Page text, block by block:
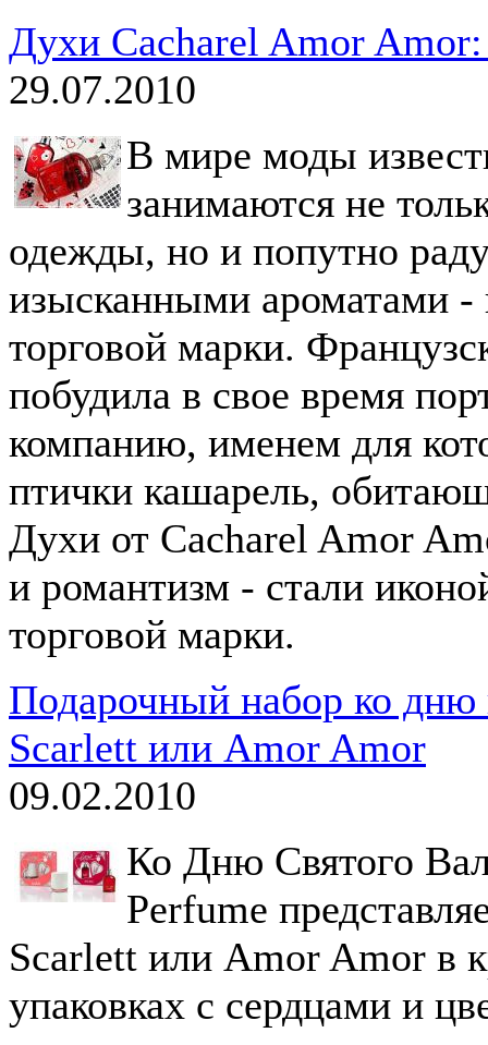
Духи Cacharel Amor
29.07.2010
В мире моды
занимаются не
одежды, но и попутно
изысканными ароматами
торговой марки.
побудила в свое время
компанию, именем для
птички кашарель,
Духи от Cacharel Amor
и романтизм - стали
торговой марки.
Подарочный набор ко
Scarlett или Amor Amor
09.02.2010
Ко Дню Святого
Perfume
Scarlett или Amor Amor в
упаковках с сердцами и